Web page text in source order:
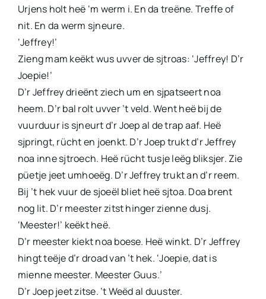
Urjens holt heë ‘m werm i. En da treëne. Treffe of
nit. En da werm sjneure.
‘Jeffrey!’
Zieng mam keëkt wus uvver de sjtroas: ‘Jeffrey! D’r
Joepie!’
D’r Jeffrey drieënt ziech um en sjpatseert noa
heem. D’r bal rolt uvver ’t veld. Went heë bij de
vuurduur is sjneurt d’r Joep al de trap aaf. Heë
sjpringt, rücht en joenkt. D’r Joep trukt d’r Jeffrey
noa inne sjtroech. Heë rücht tusje leëg bliksjer. Zie
püetje jeet umhoeëg. D’r Jeffrey trukt an d’r reem.
Bij ’t hek vuur de sjoeël bliet heë sjtoa. Doa brent
nog lit. D’r meester zitst hinger zienne dusj.
‘Meester!’ keëkt heë.
D’r meester kiekt noa boese. Heë winkt. D’r Jeffrey
hingt teëje d’r droad van ’t hek. ‘Joepie, dat is
mienne meester. Meester Guus.’
D’r Joep jeet zitse. ’t Weëd al duuster.